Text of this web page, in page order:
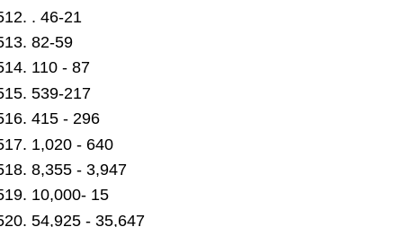
. 46-21
82-59
110 - 87
539-217
415 - 296
1,020 - 640
8,355 - 3,947
10,000- 15
54,925 - 35,647